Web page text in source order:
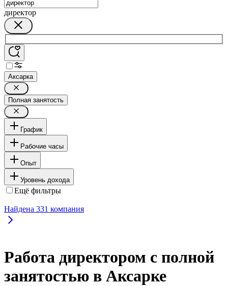
директор
Аксарка
Полная занятость
График
Рабочие часы
Опыт
Уровень дохода
Ещё фильтры
Найдена 331 компания
Работа директором с полной
занятостью в Аксарке